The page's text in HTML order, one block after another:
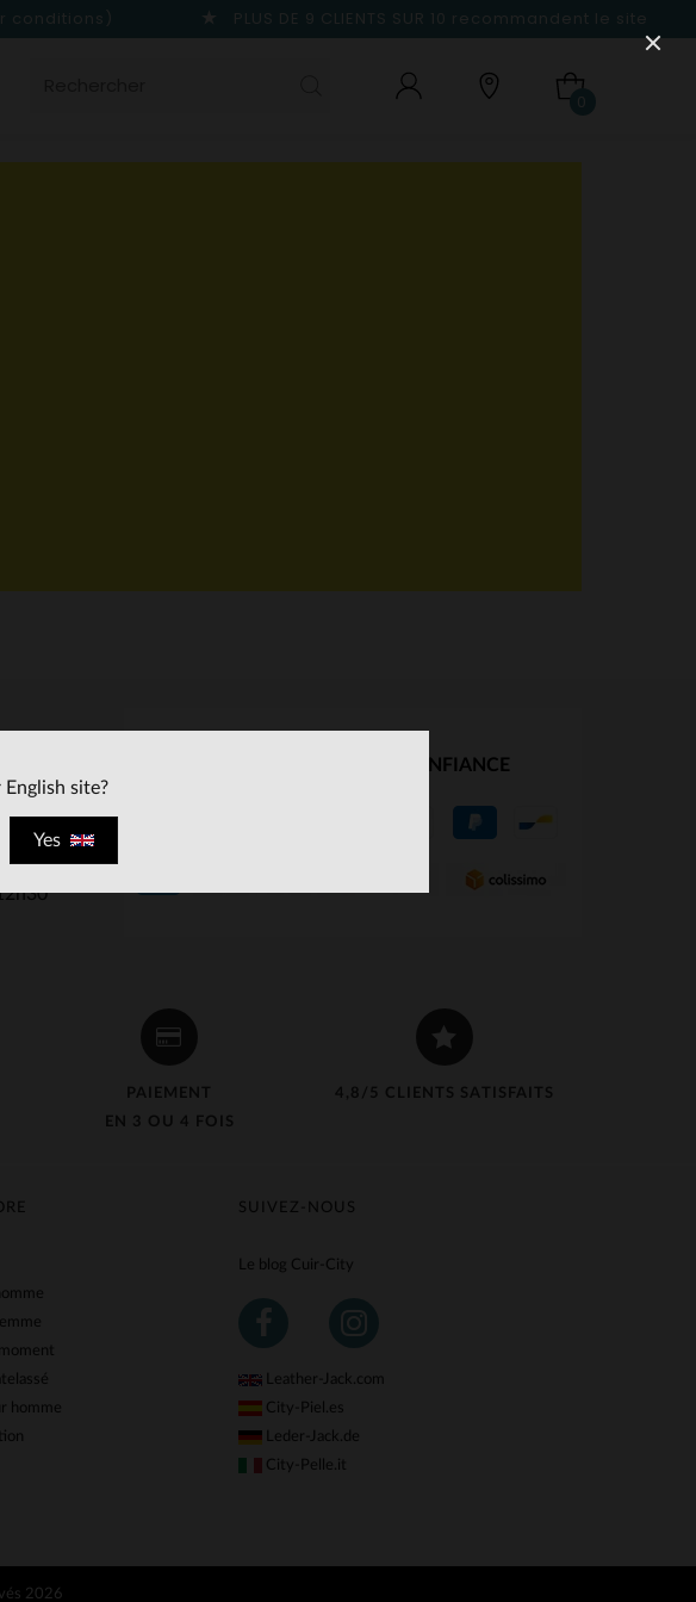
conditions) PLUS DE 9 CLIENTS SUR 10 recommandent le site
0
PAIEMENT
EN 3 OU 4 FOIS
4,8/5 CLIENTS SATISFAITS
NOS PARTENAIRES DE CONFIANCE
SUIVEZ-NOUS
Le blog Cuir-City
Leather-Jack.com
City-Piel.es
Leder-Jack.de
City-Pelle.it
homme
2026
site?
Yes